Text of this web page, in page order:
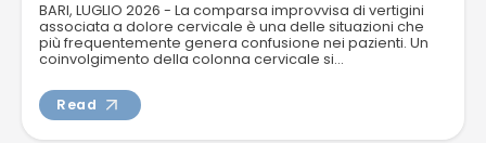
BARI, LUGLIO 2026 - La comparsa improvvisa di vertigini
associata a dolore cervicale è una delle situazioni che
più frequentemente genera confusione nei pazienti. Un
coinvolgimento della colonna cervicale si...
Read